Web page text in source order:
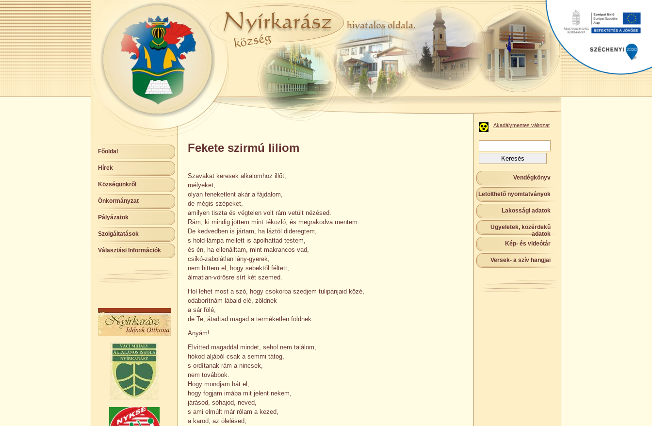
Főoldal
Hírek
Községünkről
Önkormányzat
Pályázatok
Szolgáltatások
Választási Információk
Fekete szirmú liliom
Szavakat keresek alkalomhoz illőt,
mélyeket,
olyan feneketlent akár a fájdalom,
de mégis szépeket,
amilyen tiszta és végtelen volt rám vetült nézésed.
Rám, ki mindig jöttem mint tékozló, és megrakodva mentem.
De kedvedben is jártam, ha láztól dideregtem,
s hold-lámpa mellett is ápolhattad testem,
és én, ha ellenálltam, mint makrancos vad,
csikó-zabolátlan lány-gyerek,
nem hittem el, hogy sebektől féltett,
álmatlan-vörösre sírt két szemed.
Hol lehet most a szó, hogy csokorba szedjem tulipánjaid közé,
odaborítnám lábaid elé, zöldnek
a sár fölé,
de Te, átadtad magad a terméketlen földnek.
Anyám!
Elvitted magaddal mindet, sehol nem találom,
fiókod aljából csak a semmi tátog,
s ordítanak rám a nincsek,
nem továbbok.
Hogy mondjam hát el,
hogy fogjam imába mit jelent nekem,
járásod, sóhajod, neved,
s ami elmúlt már rólam a kezed,
a karod, az ölelésed,
Akadálymentes változat
Vendégkönyv
Letölthető nyomtatványok
Lakossági adatok
Ügyeletek, közérdekű
adatok
Kép- és videótár
Versek- a szív hangjai